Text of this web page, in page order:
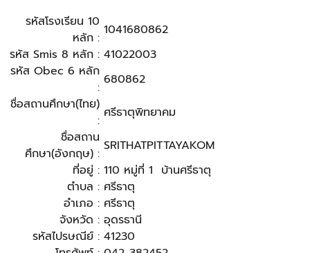
รหัสโรงเรียน 10
หลัก : 1041680862
รหัส Smis 8 หลัก : 41022003
รหัส Obec 6 หลัก
: 680862
ชื่อสถานศึกษา(ไทย)
: ศรีธาตุพิทยาคม
ชื่อสถาน
ศึกษา(อังกฤษ) : SRITHATPITTAYAKOM
ที่อยู่ : 110 หมู่ที่ 1 บ้านศรีธาตุ
ตำบล : ศรีธาตุ
อำเภอ : ศรีธาตุ
จังหวัด : อุดรธานี
รหัสไปรษณีย์ : 41230